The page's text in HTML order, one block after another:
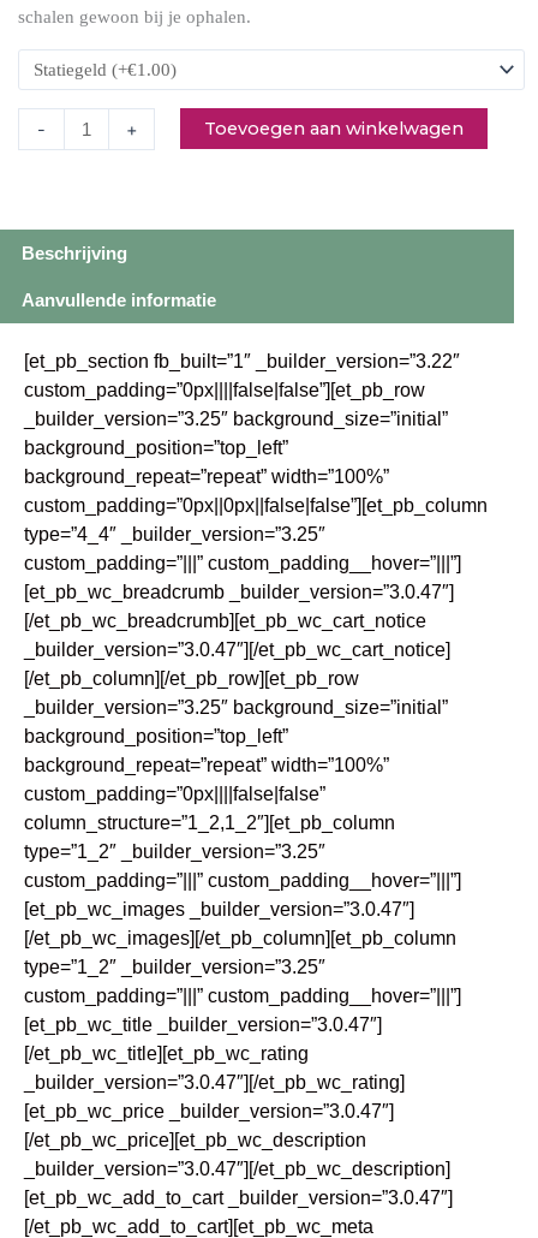
schalen gewoon bij je ophalen.
- + Toevoegen aan winkelwagen
Beschrijving
Aanvullende informatie
[et_pb_section fb_built=”1″ _builder_version=”3.22″
custom_padding=”0px||||false|false”][et_pb_row
_builder_version=”3.25″ background_size=”initial”
background_position=”top_left”
background_repeat=”repeat” width=”100%”
custom_padding=”0px||0px||false|false”][et_pb_column
type=”4_4″ _builder_version=”3.25″
custom_padding=”|||” custom_padding__hover=”|||”]
[et_pb_wc_breadcrumb _builder_version=”3.0.47″]
[/et_pb_wc_breadcrumb][et_pb_wc_cart_notice
_builder_version=”3.0.47″][/et_pb_wc_cart_notice]
[/et_pb_column][/et_pb_row][et_pb_row
_builder_version=”3.25″ background_size=”initial”
background_position=”top_left”
background_repeat=”repeat” width=”100%”
custom_padding=”0px||||false|false”
column_structure=”1_2,1_2″][et_pb_column
type=”1_2″ _builder_version=”3.25″
custom_padding=”|||” custom_padding__hover=”|||”]
[et_pb_wc_images _builder_version=”3.0.47″]
[/et_pb_wc_images][/et_pb_column][et_pb_column
type=”1_2″ _builder_version=”3.25″
custom_padding=”|||” custom_padding__hover=”|||”]
[et_pb_wc_title _builder_version=”3.0.47″]
[/et_pb_wc_title][et_pb_wc_rating
_builder_version=”3.0.47″][/et_pb_wc_rating]
[et_pb_wc_price _builder_version=”3.0.47″]
[/et_pb_wc_price][et_pb_wc_description
_builder_version=”3.0.47″][/et_pb_wc_description]
[et_pb_wc_add_to_cart _builder_version=”3.0.47″]
[/et_pb_wc_add_to_cart][et_pb_wc_meta